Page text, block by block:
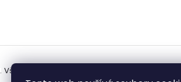
. Všechna práva vyhrazena.